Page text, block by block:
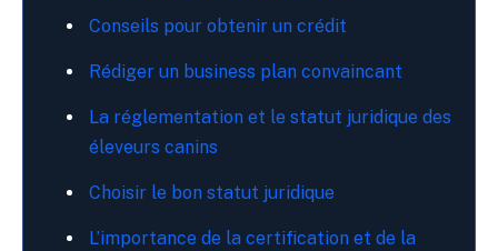
Conseils pour obtenir un crédit
Rédiger un business plan convaincant
La réglementation et le statut juridique des
éleveurs canins
Choisir le bon statut juridique
L’importance de la certification et de la